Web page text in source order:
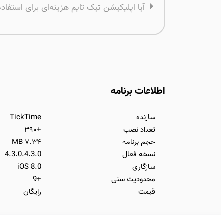
آیا اپلیکیشن تیک تایم هزینه‌ای برای
اطلاعات برنامه
TickTime
+۳۹۰
۷.۳۴ MB
4.3.0.4.3.0
iOS 8.0
+9
رایگان
سازنده
تعداد نصب
حجم برنامه
نسخه فعال
سازگاری
محدودیت سنی
قیمت